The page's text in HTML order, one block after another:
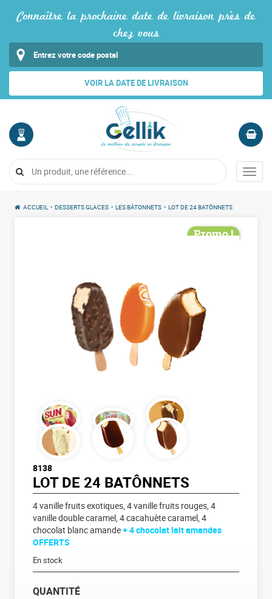
Connaître la prochaine date de livraison près de
chez vous
VOIR LA DATE DE LIVRAISON
COMPTE
Me
Vide
Menu
ACCUEIL • DESSERTS GLACES • LES BÂTONNETS • LOT DE 24 BATÔNNETS
Promo !
8138
LOT DE 24 BATÔNNETS
4 vanille fruits exotiques, 4 vanille fruits rouges, 4
vanille double caramel, 4 cacahuète caramel, 4
chocolat blanc amande+ 4 chocolat lait amandes
OFFERTS
En stock
QUANTITÉ